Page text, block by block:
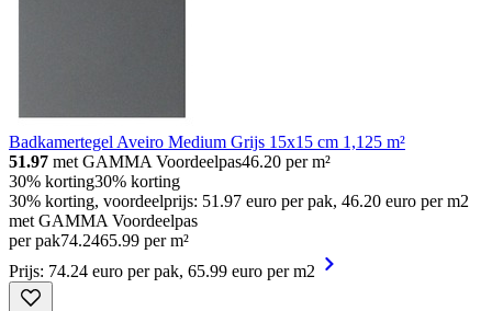
Badkamertegel Aveiro Medium Grijs 15x15 cm 1,125 m²
51.97 met GAMMA Voordeelpas46.20 per m²
30% korting30% korting
30% korting, voordeelprijs: 51.97 euro per pak, 46.20 euro per m2
met GAMMA Voordeelpas
per pak74.2465.99 per m²
Prijs: 74.24 euro per pak, 65.99 euro per m2